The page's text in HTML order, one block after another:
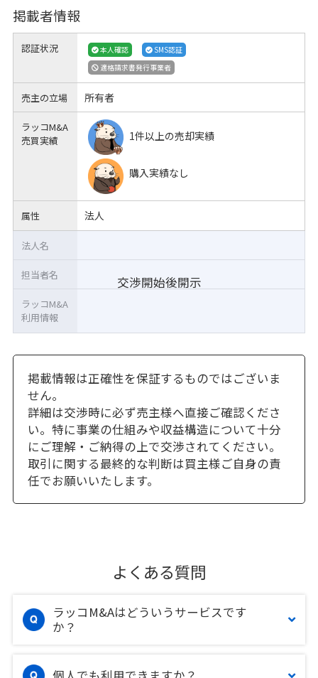
掲載者情報
認証状況 本人確認
SMS認証
適格請求書発行事業者
売主の立場 所有者
ラッコM&A
売買実績
1件以上の売却実績
購入実績なし
属性 法人
交渉開始後開示
法人名
担当者名
ラッコM&A
利用情報
掲載情報は正確性を保証するものではございま
せん。
詳細は交渉時に必ず売主様へ直接ご確認くださ
い。特に事業の仕組みや収益構造について十分
にご理解・ご納得の上で交渉されてください。
取引に関する最終的な判断は買主様ご自身の責
任でお願いいたします。
よくある質問
ラッコM&Aはどういうサービスです
か？